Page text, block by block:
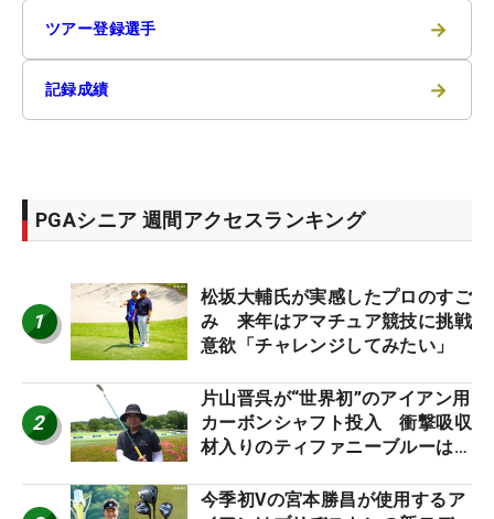
ツアー登録選手 →
記録成績 →
PGAシニア 週間アクセスランキング
1
松坂大輔氏が実感したプロのすご
み 来年はアマチュア競技に挑戦
意欲「チャレンジしてみたい」
2
片山晋呉が“世界初”のアイアン用
カーボンシャフト投入 衝撃吸収
材入りのティファニーブルーは
今季初Vの宮本勝昌が使用するア